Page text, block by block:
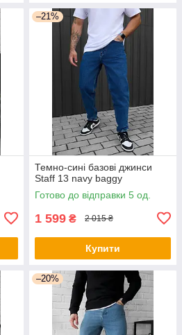
–21%
Темно-сині базові джинси
Staff 13 navy baggy
Готово до відправки 5 од.
1 599 ₴ 2 015 ₴
Купити
–20%